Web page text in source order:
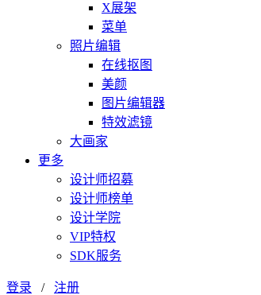
X展架
菜单
照片编辑
在线抠图
美颜
图片编辑器
特效滤镜
大画家
更多
设计师招募
设计师榜单
设计学院
VIP特权
SDK服务
登录 / 注册